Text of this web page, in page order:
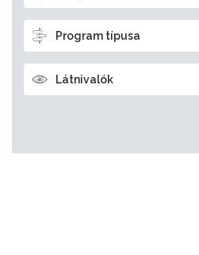
Program típusa
Látnivalók